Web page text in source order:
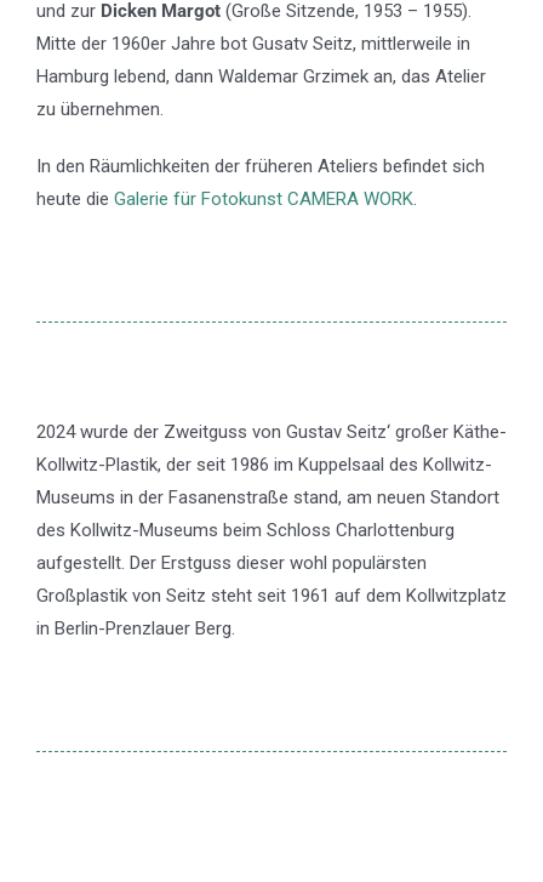
und zur Dicken Margot(Große Sitzende, 1953 – 1955).
Mitte der 1960er Jahre bot Gusatv Seitz, mittlerweile in
Hamburg lebend, dann Waldemar Grzimek an, das Atelier
zu übernehmen.
In den Räumlichkeiten der früheren Ateliers befindet sich
heute die Galerie für Fotokunst CAMERA WORK.
2024 wurde der Zweitguss von Gustav Seitz‘ großer Käthe-
Kollwitz-Plastik, der seit 1986 im Kuppelsaal des Kollwitz-
Museums in der Fasanenstraße stand, am neuen Standort
des Kollwitz-Museums beim Schloss Charlottenburg
aufgestellt. Der Erstguss dieser wohl populärsten
Großplastik von Seitz steht seit 1961 auf dem Kollwitzplatz
in Berlin-Prenzlauer Berg.